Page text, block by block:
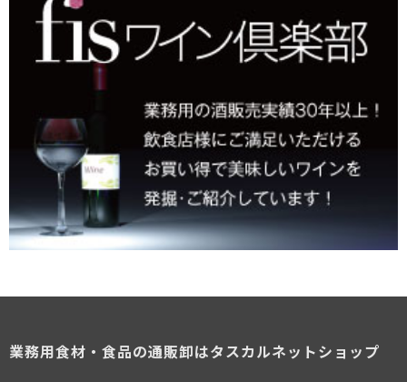
業務用食材・食品の通販卸はタスカルネットショップ